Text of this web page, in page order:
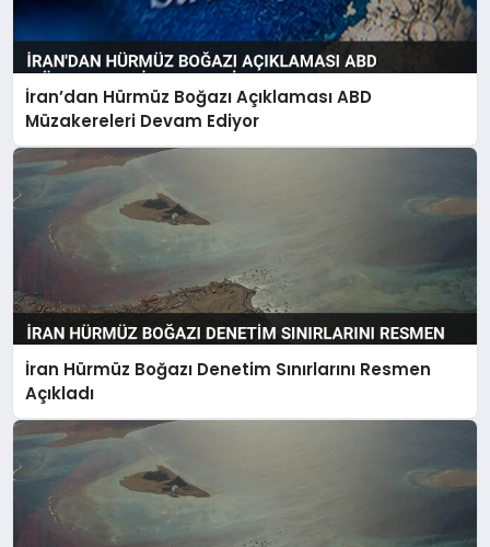
İran’dan Hürmüz Boğazı Açıklaması ABD
Müzakereleri Devam Ediyor
İran Hürmüz Boğazı Denetim Sınırlarını Resmen
Açıkladı